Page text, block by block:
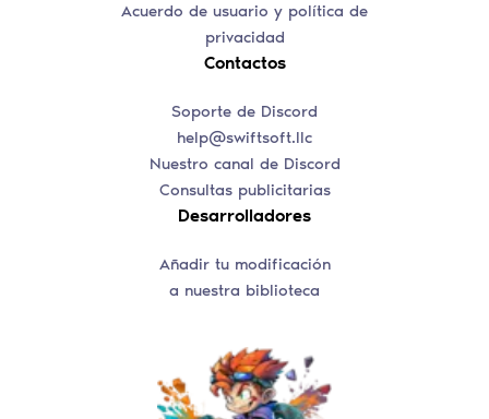
Acuerdo de usuario y política de
privacidad
Contactos
Soporte de Discord
help@swiftsoft.llc
Nuestro canal de Discord
Consultas publicitarias
Desarrolladores
Añadir tu modificación
a nuestra biblioteca